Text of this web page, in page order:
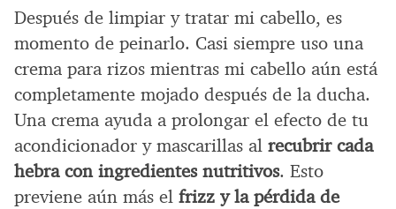
Después de limpiar y tratar mi cabello, es
momento de peinarlo. Casi siempre uso una
crema para rizos mientras mi cabello aún está
completamente mojado después de la ducha.
Una crema ayuda a prolongar el efecto de tu
acondicionador y mascarillas al recubrir cada
hebra con ingredientes nutritivos. Esto
previene aún más el frizz y la pérdida de